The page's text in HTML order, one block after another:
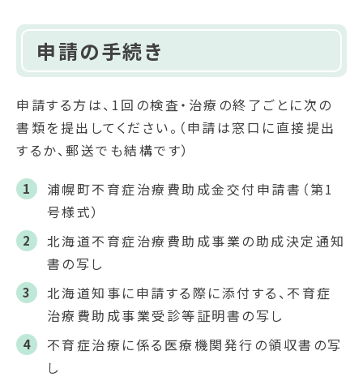
申請の手続き
申請する方は、1回の検査・治療の終了ごとに次の
書類を提出してください。（申請は窓口に直接提出
するか、郵送でも結構です）
浦幌町不育症治療費助成金交付申請書（第1
号様式）
北海道不育症治療費助成事業の助成決定通知
書の写し
北海道知事に申請する際に添付する、不育症
治療費助成事業受診等証明書の写し
不育症治療に係る医療機関発行の領収書の写
し